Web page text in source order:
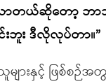
တယ်ဆိုတော့ ဘာ
ဘူး ဒီလိုလုပ်တာ။”
ားနှင့် ဖြစ်စဉ်အ